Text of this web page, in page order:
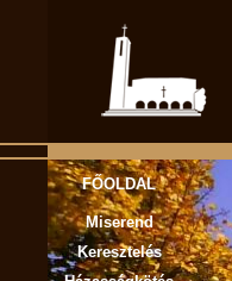
FŐOLDAL
Miserend
Keresztelés